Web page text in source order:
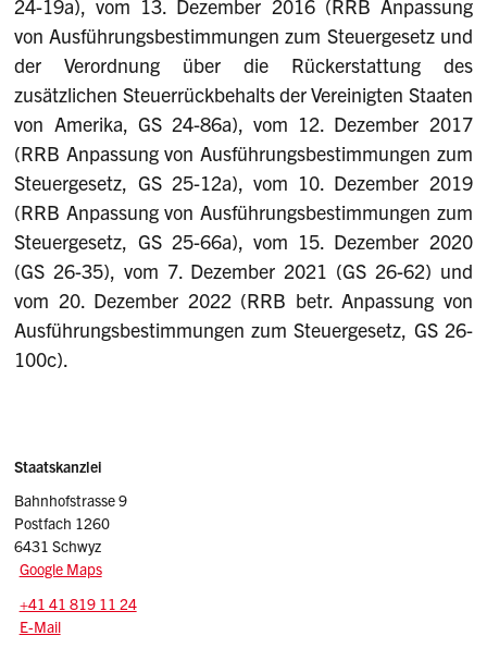
24-19a), vom 13. Dezember 2016 (RRB Anpassung
von Ausführungsbestimmungen zum Steuergesetz und
der Verordnung über die Rückerstattung des
zusätzlichen Steuerrückbehalts der Vereinigten Staaten
von Amerika, GS 24-86a), vom 12. Dezember 2017
(RRB Anpassung von Ausführungsbestimmungen zum
Steuergesetz, GS 25-12a), vom 10. Dezember 2019
(RRB Anpassung von Ausführungsbestimmungen zum
Steuergesetz, GS 25-66a), vom 15. Dezember 2020
(GS 26-35), vom 7. Dezember 2021 (GS 26-62) und
vom 20. Dezember 2022 (RRB betr. Anpassung von
Ausführungsbestimmungen zum Steuergesetz, GS 26-
100c).
Sidebar
Adresse
Staatskanzlei
Bahnhofstrasse 9
Postfach 1260
6431 Schwyz
Google Maps
Tel.:
+41 41 819 11 24
E-Mail: srsz
E-Mail